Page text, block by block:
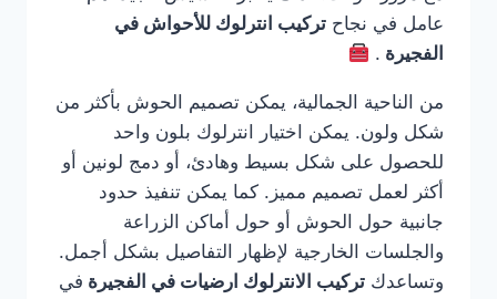
عامل في نجاح تركيب انترلوك للأحواش في
الفجيرة .
من الناحية الجمالية، يمكن تصميم الحوش بأكثر من
شكل ولون. يمكن اختيار انترلوك بلون واحد
للحصول على شكل بسيط وهادئ، أو دمج لونين أو
أكثر لعمل تصميم مميز. كما يمكن تنفيذ حدود
جانبية حول الحوش أو حول أماكن الزراعة
والجلسات الخارجية لإظهار التفاصيل بشكل أجمل.
وتساعدك تركيب الانترلوك ارضيات في الفجيرة في